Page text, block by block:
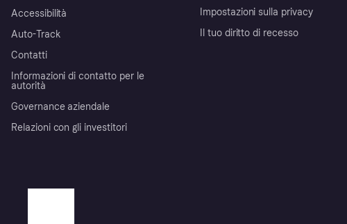
Accessibilità
Auto-Track
Contatti
Informazioni di contatto per le
autorità
Governance aziendale
Relazioni con gli investitori
Impostazioni sulla privacy
Il tuo diritto di recesso